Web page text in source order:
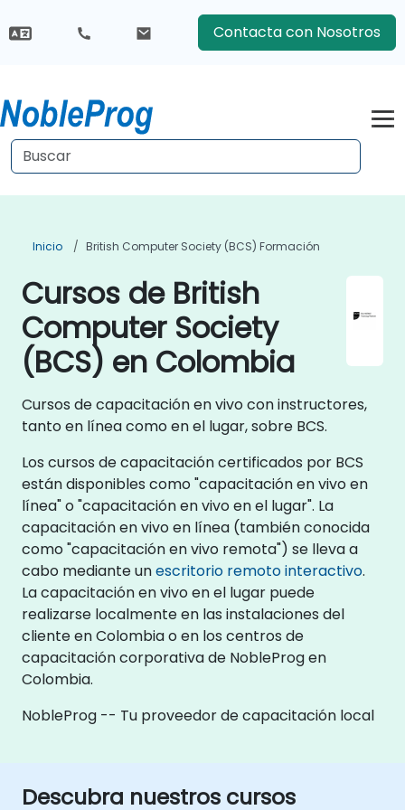
Contacta con Nosotros
Inicio British Computer Society (BCS) Formación
Cursos de British
Computer Society
(BCS) en Colombia
Cursos de capacitación en vivo con instructores,
tanto en línea como en el lugar, sobre BCS.
Los cursos de capacitación certificados por BCS
están disponibles como "capacitación en vivo en
línea" o "capacitación en vivo en el lugar". La
capacitación en vivo en línea (también conocida
como "capacitación en vivo remota") se lleva a
cabo mediante unescritorio remoto interactivo.
La capacitación en vivo en el lugar puede
realizarse localmente en las instalaciones del
cliente en Colombia o en los centros de
capacitación corporativa de NobleProg en
Colombia.
NobleProg -- Tu proveedor de capacitación local
Descubra nuestros cursos